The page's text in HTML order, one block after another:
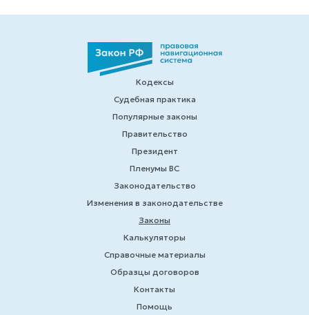
Кодексы
Судебная практика
Популярные законы
Правительство
Президент
Пленумы ВС
Законодательство
Изменения в законодательстве
Законы
Калькуляторы
Справочные материалы
Образцы договоров
Контакты
Помощь